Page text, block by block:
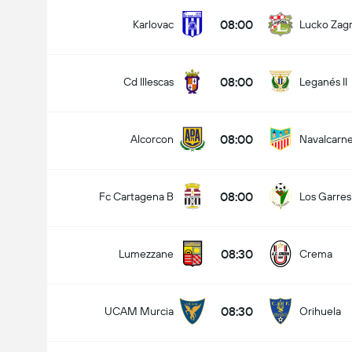
Karlovac 08:00 Lucko
Cd Illescas 08:00 Leganés II
Alcorcon 08:00
Fc Cartagena B 08:00 Los Garres
Lumezzane 08:30 Crema
UCAM Murcia 08:30 Orihuela